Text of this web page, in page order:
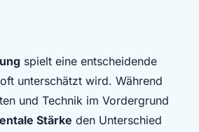
hat die
für
spielt eine entscheidende
unterschätzt wird. Während
und Technik im Vordergrund
Stärke den Unterschied